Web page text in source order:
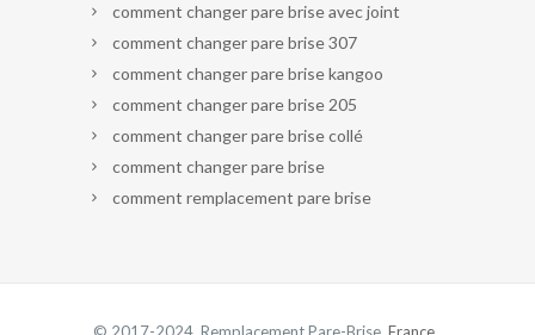
comment changer pare brise avec joint
comment changer pare brise 307
comment changer pare brise kangoo
comment changer pare brise 205
comment changer pare brise collé
comment changer pare brise
comment remplacement pare brise